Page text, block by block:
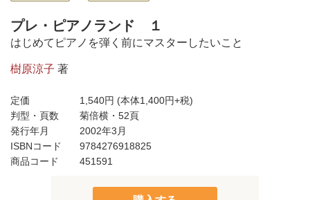
プレ・ピアノランド １
はじめてピアノを弾く前にマスターしたいこと
樹原涼子 著
定価 1,540円 (本体1,400円+税)
判型・頁数
菊倍横・52頁
発行年月
2002年3月
ISBNコード
9784276918825
商品コード
451591